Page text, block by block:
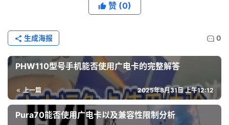
赞 (0)
0
生成海报
PHW110型号手机能否使用广电卡的完整解答
上一篇 2025年8月31日 上午12:12
Pura70能否使用广电卡以及兼容性限制分析